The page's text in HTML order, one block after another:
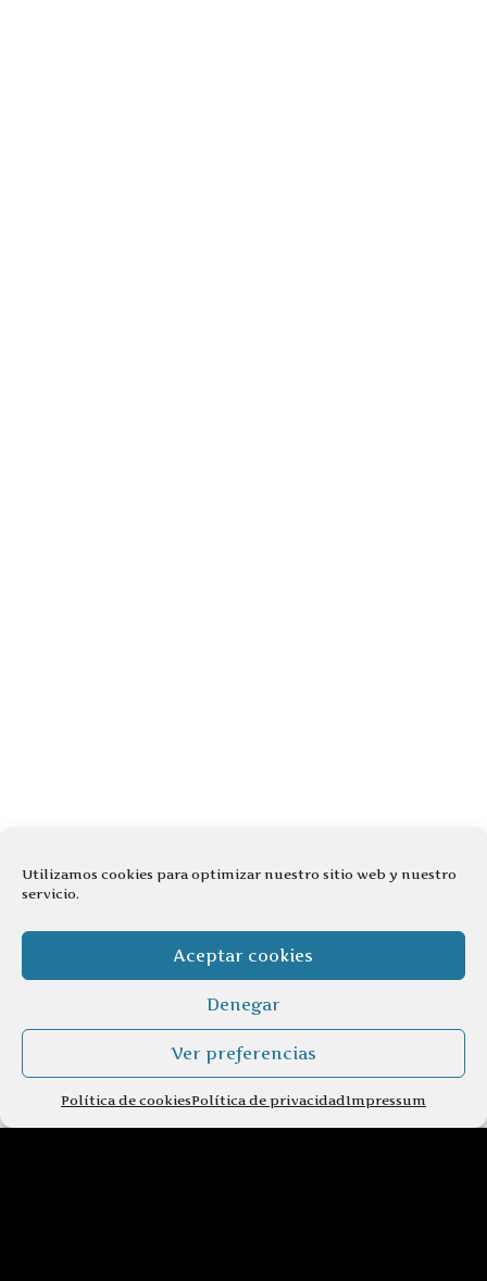
Utilizamos cookies para optimizar nuestro sitio web y nuestro
servicio.
Aceptar cookies
Denegar
Ver preferencias
Política de cookiesPolítica de privacidadImpressum